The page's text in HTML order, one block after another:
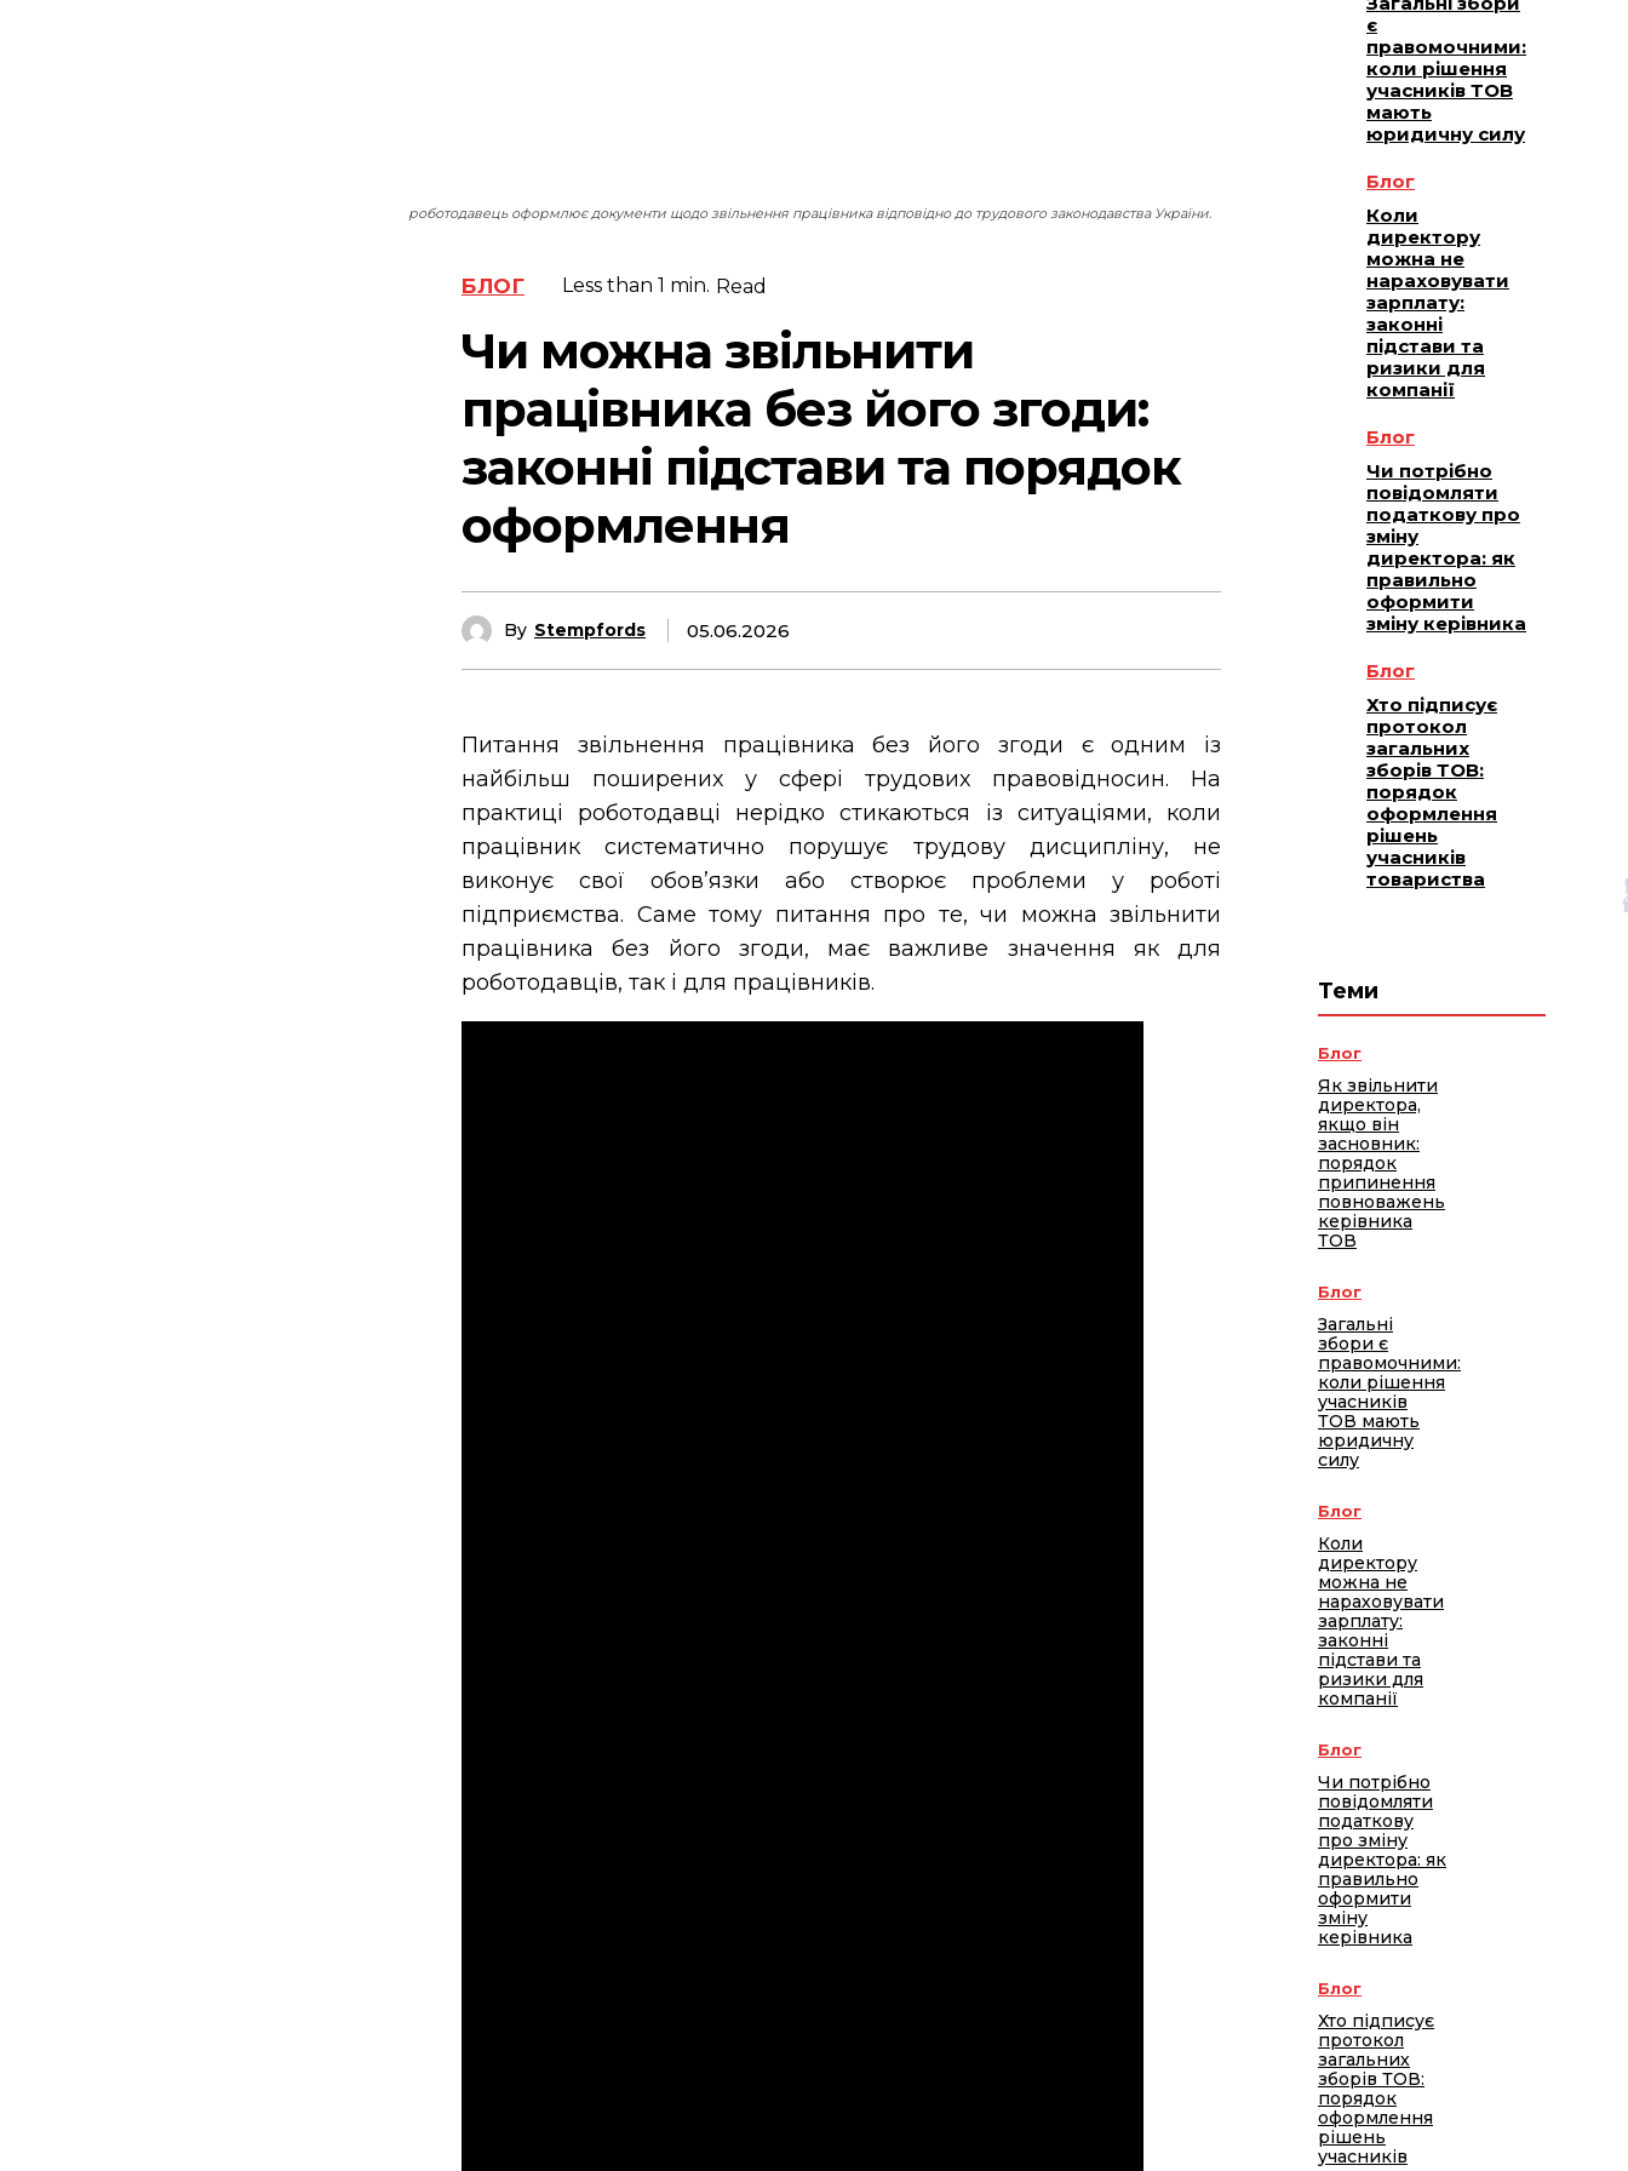
роботодавець оформлює документи щодо звільнення працівника відповідно до трудового законодавства України.
БЛОГ Less than 1 min. Read
Чи можна звільнити
працівника без його згоди:
законні підстави та порядок
оформлення
By Stempfords 05.06.2026
Питання звільнення працівника без його згоди є одним із
найбільш поширених у сфері трудових правовідносин. На
практиці роботодавці нерідко стикаються із ситуаціями, коли
працівник систематично порушує трудову дисципліну, не
виконує свої обов’язки або створює проблеми у роботі
підприємства. Саме тому питання про те, чи можна звільнити
працівника без його згоди, має важливе значення як для
роботодавців, так і для працівників.
є
правомочними:
коли рішення
учасників ТОВ
мають
юридичну силу
Блог
Коли
директору
можна не
нараховувати
зарплату:
законні
підстави та
ризики для
компанії
Блог
Чи потрібно
повідомляти
податкову про
зміну
директора: як
правильно
оформити
зміну керівника
Блог
Хто підписує
протокол
загальних
зборів ТОВ:
порядок
оформлення
рішень
учасників
товариства
Теми
Блог
Як звільнити
директора,
якщо він
засновник:
порядок
припинення
повноважень
керівника
ТОВ
Блог
Загальні
збори є
правомочними:
коли рішення
учасників
ТОВ мають
юридичну
силу
Блог
Коли
директору
можна не
нараховувати
зарплату:
законні
підстави та
ризики для
компанії
Блог
Чи потрібно
повідомляти
податкову
про зміну
директора: як
правильно
оформити
зміну
керівника
Блог
Хто підписує
протокол
загальних
зборів ТОВ:
порядок
оформлення
рішень
учасників